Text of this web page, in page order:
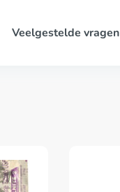
Veelgestelde vragen